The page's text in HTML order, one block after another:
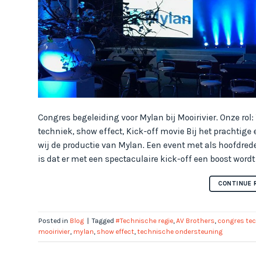
Congres begeleiding voor Mylan bij Mooirivier. Onze
techniek, show effect, Kick-off movie Bij het
wij de productie van Mylan. Een event met als
is dat er met een spectaculaire kick-off een boost wordt
CONTINUE
Posted in Blog | Tagged #Technische regie,AV Brothers,congres
mooirivier, mylan, show effect,technische ondersteuning